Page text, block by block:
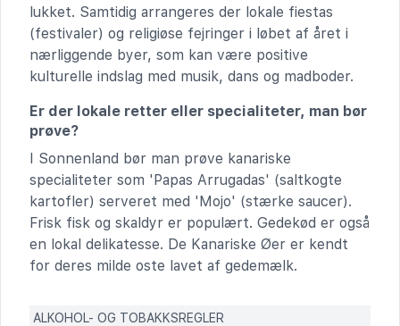
lukket. Samtidig arrangeres der lokale fiestas
(festivaler) og religiøse fejringer i løbet af året i
nærliggende byer, som kan være positive
kulturelle indslag med musik, dans og madboder.
Er der lokale retter eller specialiteter, man bør
prøve?
I Sonnenland bør man prøve kanariske
specialiteter som 'Papas Arrugadas' (saltkogte
kartofler) serveret med 'Mojo' (stærke saucer).
Frisk fisk og skaldyr er populært. Gedekød er også
en lokal delikatesse. De Kanariske Øer er kendt
for deres milde oste lavet af gedemælk.
ALKOHOL- OG TOBAKKSREGLER